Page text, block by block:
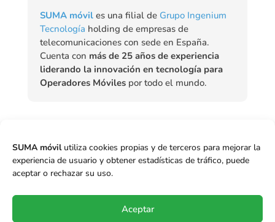
SUMA móvilutiliza cookies propias y de terceros para mejorar la
experiencia de usuario y obtener estadísticas de tráfico, puede
aceptar o rechazar su uso.
Aceptar
SUMA móviles una filial de Grupo Ingenium
Tecnología holding de empresas de
telecomunicaciones con sede en España.
Cuenta con más de 25 años de experiencia
liderando la innovación en tecnología para
Operadores Móvilespor todo el mundo.
 eSiM,iPhone, Perú,Roaming,SIM Móvil